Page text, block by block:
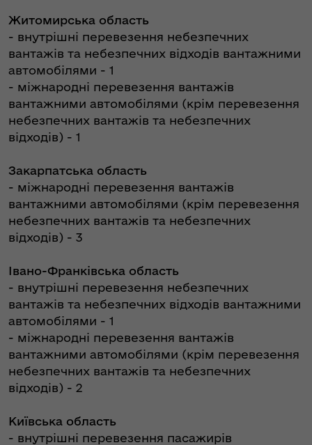
Житомирська область
- внутрішні перевезення небезпечних
вантажів та небезпечних відходів вантажними
автомобілями - 1
- міжнародні перевезення вантажів
вантажними автомобілями (крім перевезення
небезпечних вантажів та небезпечних
відходів) - 1
Закарпатська область
- міжнародні перевезення вантажів
вантажними автомобілями (крім перевезення
небезпечних вантажів та небезпечних
відходів) - 3
Івано-Франківська область
- внутрішні перевезення небезпечних
вантажів та небезпечних відходів вантажними
автомобілями - 1
- міжнародні перевезення вантажів
вантажними автомобілями (крім перевезення
небезпечних вантажів та небезпечних
відходів) - 2
Київська область
- внутрішні перевезення пасажирів